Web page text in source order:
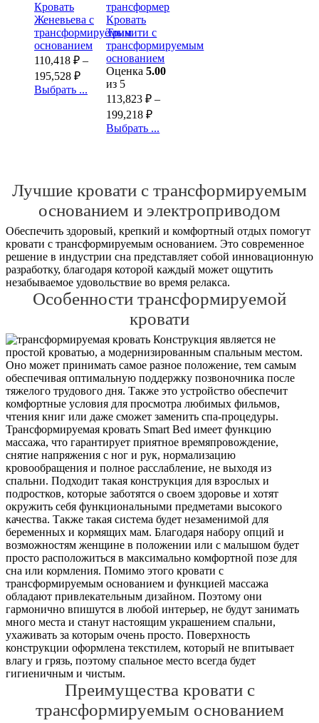
Кровать
Женевьева с
трансформируемым
основанием
110,418 ₽ –
195,528 ₽
Выбрать ...
Кровать
Тринити с
трансформируемым
основанием
Оценка5.00
из 5
113,823₽ –
199,218₽
Выбрать ...
Лучшие кровати с трансформируемым
основанием и электроприводом
Обеспечить здоровый, крепкий и комфортный отдых помогут
кровати с трансформируемым основанием. Это современное
решение в индустрии сна представляет собой инновационную
разработку, благодаря которой каждый может ощутить
незабываемое удовольствие во время релакса.
Особенности трансформируемой
кровати
Конструкция является не
простой кроватью, а модернизированным спальным местом.
Оно может принимать самое разное положение, тем самым
обеспечивая оптимальную поддержку позвоночника после
тяжелого трудового дня. Также это устройство обеспечит
комфортные условия для просмотра любимых фильмов,
чтения книг или даже сможет заменить спа-процедуры.
Трансформируемая кровать Smart Bed имеет функцию
массажа, что гарантирует приятное времяпровождение,
снятие напряжения с ног и рук, нормализацию
кровообращения и полное расслабление, не выходя из
спальни. Подходит такая конструкция для взрослых и
подростков, которые заботятся о своем здоровье и хотят
окружить себя функциональными предметами высокого
качества. Также такая система будет незаменимой для
беременных и кормящих мам. Благодаря набору опций и
возможностям женщине в положении или с малышом будет
просто расположиться в максимально комфортной позе для
сна или кормления. Помимо этого кровати с
трансформируемым основанием и функцией массажа
обладают привлекательным дизайном. Поэтому они
гармонично впишутся в любой интерьер, не будут занимать
много места и станут настоящим украшением спальни,
ухаживать за которым очень просто. Поверхность
конструкции оформлена текстилем, который не впитывает
влагу и грязь, поэтому спальное место всегда будет
гигиеничным и чистым.
Преимущества кровати с
трансформируемым основанием